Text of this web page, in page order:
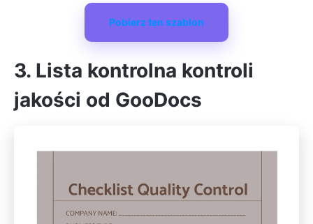
Pobierz ten szablon
3. Lista kontrolna kontroli
jakości od GooDocs